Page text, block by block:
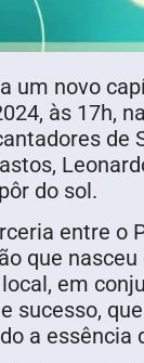
um novo
às 17h,
do sol.
entre o
que
em
sucesso,
a essência